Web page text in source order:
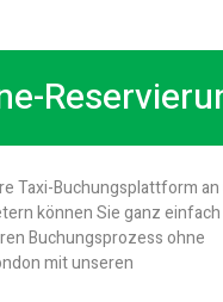
Taxi-Buchungsplattform an
können Sie ganz einfach
Buchungsprozess ohne
mit unseren